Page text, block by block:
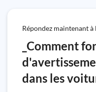
Répondez maintenant à
_Comment
dans les